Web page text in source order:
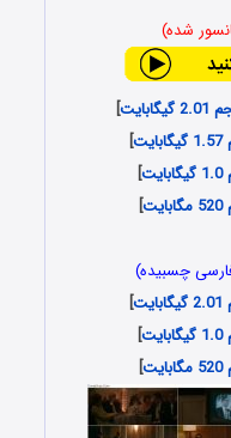
شده)
]
]
]
]
چسبیده)
]
]
]